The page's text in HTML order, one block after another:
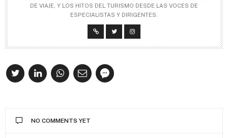
DE VIAJE, Y LOS HITOS DEL TURISMO DESDE LAS VOCES DE
ESPECIALISTAS Y DIRIGENTES.
NO COMMENTS YET